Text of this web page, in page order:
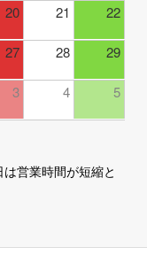
20 21 22
27 28 29
3 4 5
営業時間が短縮と